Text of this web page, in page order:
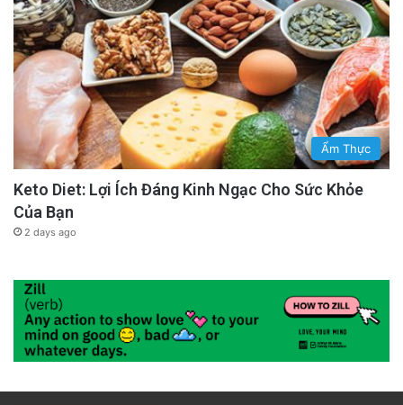
Ẩm Thực
Keto Diet: Lợi Ích Đáng Kinh Ngạc Cho Sức Khỏe
Của Bạn
2 days ago